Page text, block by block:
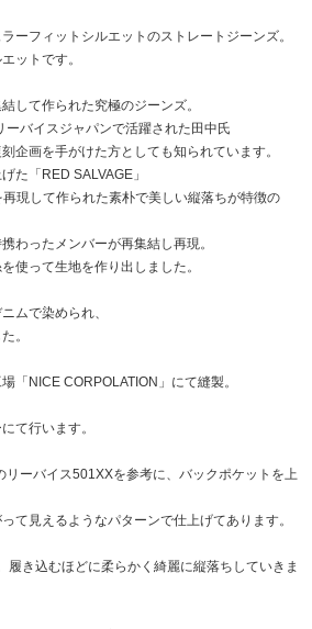
ーフィットシルエットのストレートジーンズ。
ットです。
して作られた究極のジーンズ。
バイスジャパンで活躍された田中氏
企画を手がけた方としても知られています。
た「RED SALVAGE」
現して作られた素朴で美しい縦落ちが特徴の
わったメンバーが再集結し再現。
使って生地を作り出しました。
ムで染められ、
。
「NICE CORPOLATION」にて縫製。
て行います。
リーバイス501XXを参考に、バックポケットを上
て見えるようなパターンで仕上げてあります。
履き込むほどに柔らかく綺麗に縦落ちしていきま